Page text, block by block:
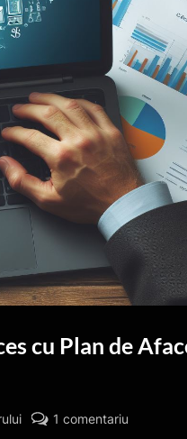
cu Plan de
1 comentariu